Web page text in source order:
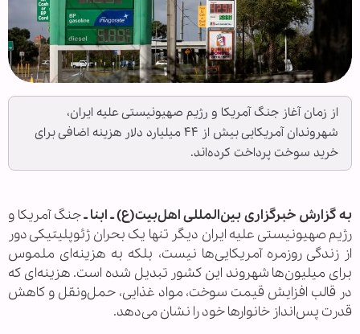
از زمان آغاز جنگ آمریکا و رژیم صهیونیستی علیه ایران،
شهروندان آمریکایی بیش از ۴۴ میلیارد دلار هزینه اضافی برای
خرید سوخت پرداخت کرده‌اند.
به گزارش خبرگزاری بین‌المللی اهل‌بیت(ع) ـ ابنا ـجنگ آمریکا و
رژیم صهیونیستی علیه ایران دیگر تنها یک بحران ژئوپلیتیکی دور
از زندگی روزمره آمریکایی‌ها نیست، بلکه به هزینه‌ای ملموس
برای میلیون‌ها شهروند این کشور تبدیل شده است. هزینه‌ای که
در قالب افزایش قیمت سوخت، مواد غذایی، حمل‌ونقل و کاهش
قدرت پس‌انداز خانوارها خود را نشان می‌دهد.